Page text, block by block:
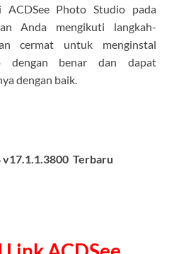
ACDSee Photo Studio pada
Anda mengikuti langkah-
cermat untuk menginstal
dengan benar dan dapat
dengan baik.
v17.1.1.3800 Terbaru